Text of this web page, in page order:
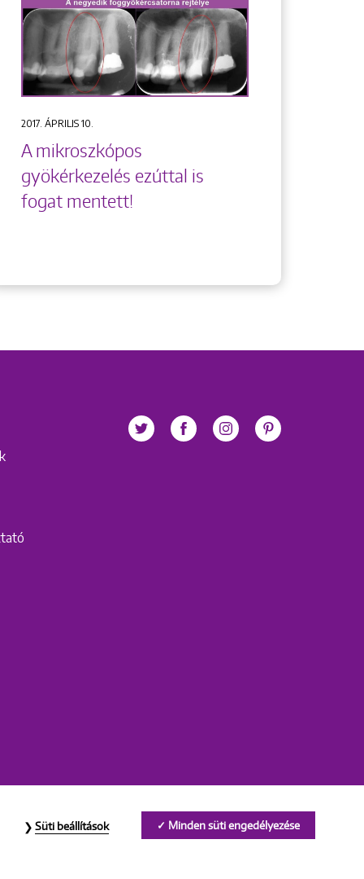
2017. ÁPRILIS 10.
A mikroszkópos
gyökérkezelés ezúttal is
fogat mentett!
Minden süti engedélyezése
Süti beállítások